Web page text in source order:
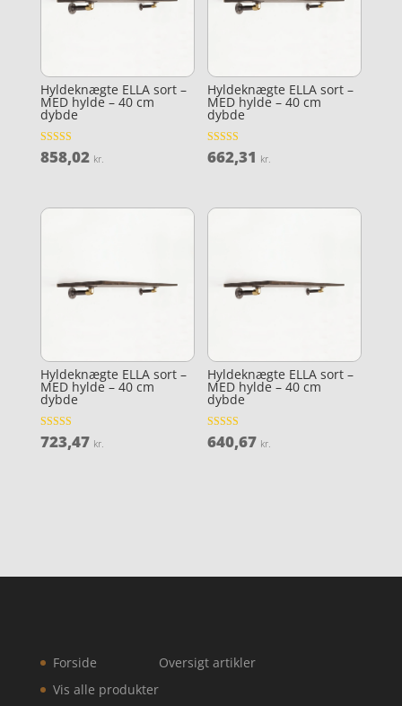
Hyldeknægte ELLA sort –
MED hylde – 40 cm
dybde
Vurderet
4.2
858,02 kr.
Hyldeknægte ELLA sort –
MED hylde – 40 cm
dybde
Vurderet
4.4
662,31 kr.
Hyldeknægte ELLA sort –
MED hylde – 40 cm
dybde
Vurderet
4
723,47 kr.
Hyldeknægte ELLA sort –
MED hylde – 40 cm
dybde
Vurderet
5
640,67 kr.
Forside
Vis alle produkter
Oversigt artikler